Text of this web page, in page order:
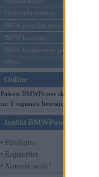
Sērijveida tūnings
BMW pasaules jaunumi
BMW koncepti
BMW konkurentu jaunumi
Moto
Online
Pašreiz BMWPower skatās 88 viesi
un 3 reģistrēti lietotāji.
Ienākt BMWPower
• Pieslēgties
• Reģistrēties
• Aizmirsi paroli?